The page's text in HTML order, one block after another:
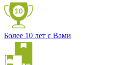
Более 10 лет с Вами